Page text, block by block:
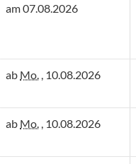
am 07.08.2026
ab Mo. , 10.08.2026
ab Mo. , 10.08.2026